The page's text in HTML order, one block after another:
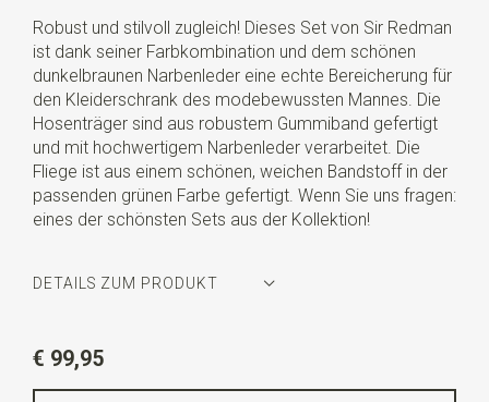
Robust und stilvoll zugleich! Dieses Set von Sir Redman
ist dank seiner Farbkombination und dem schönen
dunkelbraunen Narbenleder eine echte Bereicherung für
den Kleiderschrank des modebewussten Mannes. Die
Hosenträger sind aus robustem Gummiband gefertigt
und mit hochwertigem Narbenleder verarbeitet. Die
Fliege ist aus einem schönen, weichen Bandstoff in der
passenden grünen Farbe gefertigt. Wenn Sie uns fragen:
eines der schönsten Sets aus der Kollektion!
DETAILS ZUM PRODUKT
Farbe
€ 99,95